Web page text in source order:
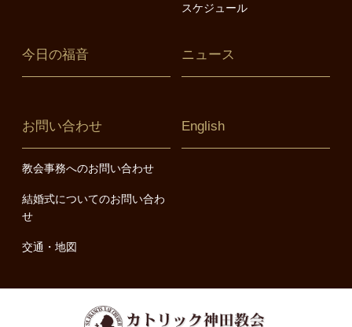
スケジュール
今日の福音 ニュース
お問い合わせ
教会事務へのお問い合わせ
結婚式についてのお問い合わ
せ
交通・地図
English